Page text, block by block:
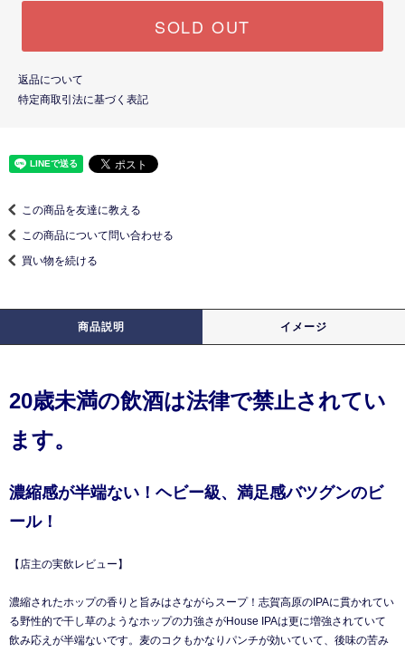
SOLD OUT
返品について
特定商取引法に基づく表記
この商品を友達に教える
この商品について問い合わせる
買い物を続ける
商品説明 イメージ
20歳未満の飲酒は法律で禁止されてい
ます。
濃縮感が半端ない！ヘビー級、満足感バツグンのビ
ール！
【店主の実飲レビュー】
濃縮されたホップの香りと旨みはさながらスープ！志賀高原のIPAに貫かれてい
る野性的で干し草のようなホップの力強さがHouse IPAは更に増強されていて
飲み応えが半端ないです。麦のコクもかなりパンチが効いていて、後味の苦み